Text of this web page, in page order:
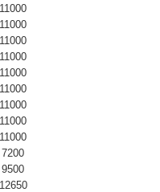
11000
11000
11000
11000
11000
11000
11000
11000
11000
7200
9500
12650